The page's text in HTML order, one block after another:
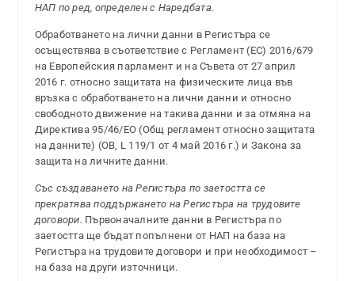
НАП по ред, определен с Наредбата.
Обработването на лични данни в Регистъра се
осъществява в съответствие с Регламент (ЕС) 2016/679
на Европейския парламент и на Съвета от 27 април
2016 г. относно защитата на физическите лица във
връзка с обработването на лични данни и относно
свободното движение на такива данни и за отмяна на
Директива 95/46/EО (Общ регламент относно защитата
на данните) (OB, L 119/1 от 4 май 2016 г.) и Закона за
защита на личните данни.
Със създаването на Регистъра по заетостта се
прекратява поддържането на Регистъра на трудовите
договори. Първоначалните данни в Регистъра по
заетостта ще бъдат попълнени от НАП на база на
Регистъра на трудовите договори и при необходимост –
на база на други източници.